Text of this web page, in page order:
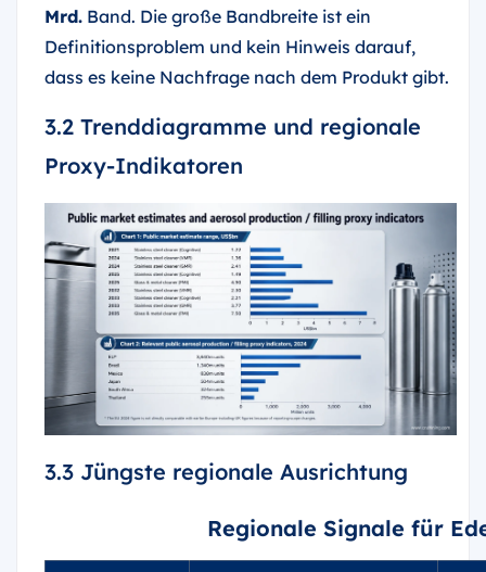
Mrd. Band. Die große Bandbreite ist ein
Definitionsproblem und kein Hinweis darauf,
dass es keine Nachfrage nach dem Produkt gibt.
3.2 Trenddiagramme und regionale
Proxy-Indikatoren
3.3 Jüngste regionale Ausrichtung
Regionale Signale für